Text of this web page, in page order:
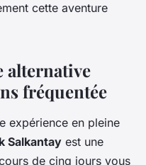
cette aventure
alternative
fréquentée
expérience en pleine
Salkantay est une
de cinq jours vous